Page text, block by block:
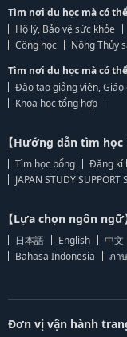
Tìm nơi du học mà có
Hộ lý, Bảo vệ sức khỏe
Công học
Nông Thủy
Tìm nơi du học mà có
Đào tạo giảng viên, Giáo
Khoa học tổng hợp
【Hướng dẫn tìm học
Tìm học bổng
Đăng kí
JAPAN STUDY
【Lựa chọn ngôn ngữ
日本語 English 中文
Bahasa Indonesia
ภา
Đơn vị vận hành